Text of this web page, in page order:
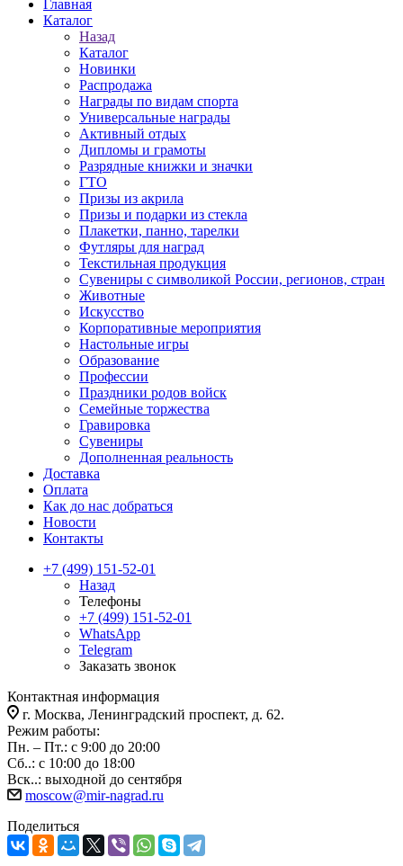
Главная
Каталог
Назад
Каталог
Новинки
Распродажа
Награды по видам спорта
Универсальные награды
Активный отдых
Дипломы и грамоты
Разрядные книжки и значки
ГТО
Призы из акрила
Призы и подарки из стекла
Плакетки, панно, тарелки
Футляры для наград
Текстильная продукция
Сувениры с символикой России, регионов, стран
Животные
Искусство
Корпоративные мероприятия
Настольные игры
Образование
Профессии
Праздники родов войск
Семейные торжества
Гравировка
Сувениры
Дополненная реальность
Доставка
Оплата
Как до нас добраться
Новости
Контакты
+7 (499) 151-52-01
Назад
Телефоны
+7 (499) 151-52-01
WhatsApp
Telegram
Заказать звонок
Контактная информация
г. Москва, Ленинградский проспект, д. 62.
Режим работы:
Пн. – Пт.: с 9:00 до 20:00
Сб..: с 10:00 до 18:00
Вск..: выходной до сентября
moscow@mir-nagrad.ru
Поделиться